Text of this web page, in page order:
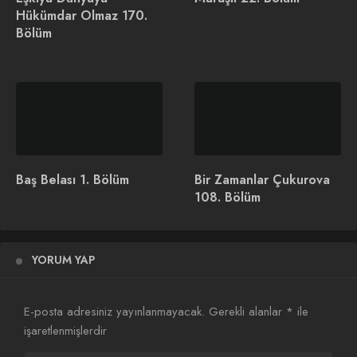
[eh_optimize_youtube_embed
video=”https://www.youtube.com/watch?v=bw_-eJSLf-s”]
Hükümdar Olmaz 170.
Bölüm
Baş Belası 1. Bölüm
Bir Zamanlar Çukurova
108. Bölüm
YORUM YAP
E-posta adresiniz yayınlanmayacak. Gerekli alanlar * ile
işaretlenmişlerdir